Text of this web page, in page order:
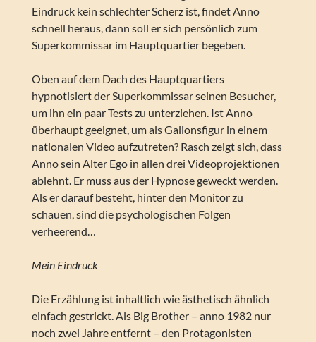
Eindruck kein schlechter Scherz ist, findet Anno
schnell heraus, dann soll er sich persönlich zum
Superkommissar im Hauptquartier begeben.
Oben auf dem Dach des Hauptquartiers
hypnotisiert der Superkommissar seinen Besucher,
um ihn ein paar Tests zu unterziehen. Ist Anno
überhaupt geeignet, um als Galionsfigur in einem
nationalen Video aufzutreten? Rasch zeigt sich, dass
Anno sein Alter Ego in allen drei Videoprojektionen
ablehnt. Er muss aus der Hypnose geweckt werden.
Als er darauf besteht, hinter den Monitor zu
schauen, sind die psychologischen Folgen
verheerend…
Mein Eindruck
Die Erzählung ist inhaltlich wie ästhetisch ähnlich
einfach gestrickt. Als Big Brother – anno 1982 nur
noch zwei Jahre entfernt – den Protagonisten